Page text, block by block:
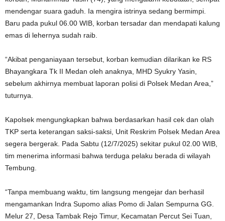
mendengar suara gaduh. Ia mengira istrinya sedang bermimpi.
Baru pada pukul 06.00 WIB, korban tersadar dan mendapati kalung
emas di lehernya sudah raib.
“Akibat penganiayaan tersebut, korban kemudian dilarikan ke RS
Bhayangkara Tk II Medan oleh anaknya, MHD Syukry Yasin,
sebelum akhirnya membuat laporan polisi di Polsek Medan Area,”
tuturnya.
Kapolsek mengungkapkan bahwa berdasarkan hasil cek dan olah
TKP serta keterangan saksi-saksi, Unit Reskrim Polsek Medan Area
segera bergerak. Pada Sabtu (12/7/2025) sekitar pukul 02.00 WIB,
tim menerima informasi bahwa terduga pelaku berada di wilayah
Tembung.
“Tanpa membuang waktu, tim langsung mengejar dan berhasil
mengamankan Indra Supomo alias Pomo di Jalan Sempurna GG.
Melur 27, Desa Tambak Rejo Timur, Kecamatan Percut Sei Tuan,